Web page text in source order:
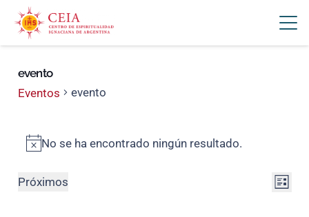
evento
Eventos
evento
Eventos
Aviso
No se ha encontrado ningún resultado.
Lista
Próximos